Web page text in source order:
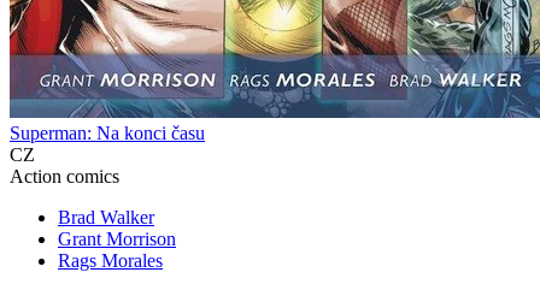
Superman: Na konci času
CZ
Action comics
Brad Walker
Grant Morrison
Rags Morales